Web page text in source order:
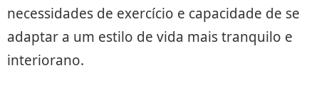
necessidades de exercício e capacidade de se
adaptar a um estilo de vida mais tranquilo e
interiorano.